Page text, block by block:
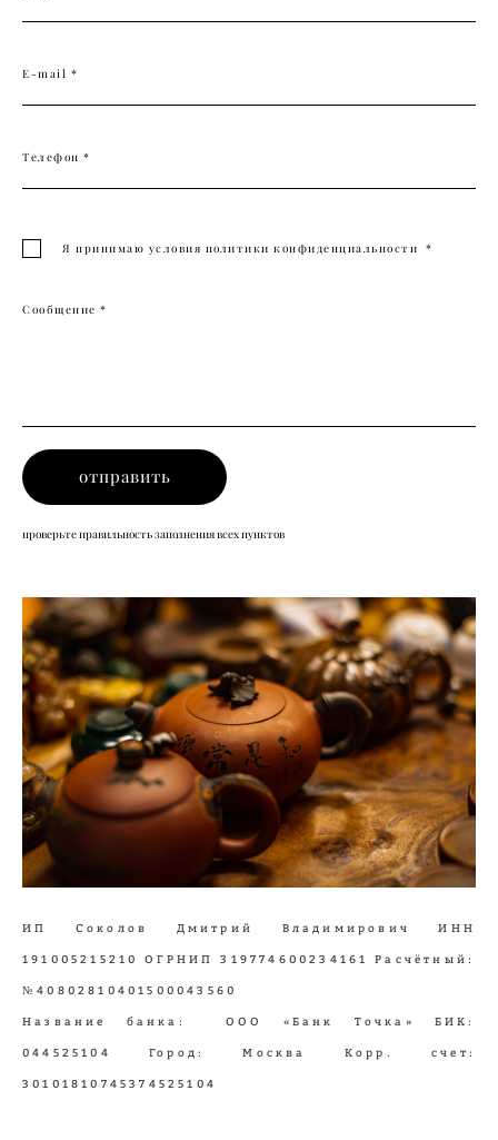
E-mail *
Телефон *
Я принимаю условия политики конфиденциальности *
Сообщение *
отправить
проверьте правильность заполнения всех пунктов
ИП Соколов Дмитрий Владимирович ИНН
191005215210 ОГРНИП 319774600234161 Расчётный:
№40802810401500043560
Название банка: ООО «Банк Точка» БИК:
044525104 Город: Москва Корр. счет:
30101810745374525104